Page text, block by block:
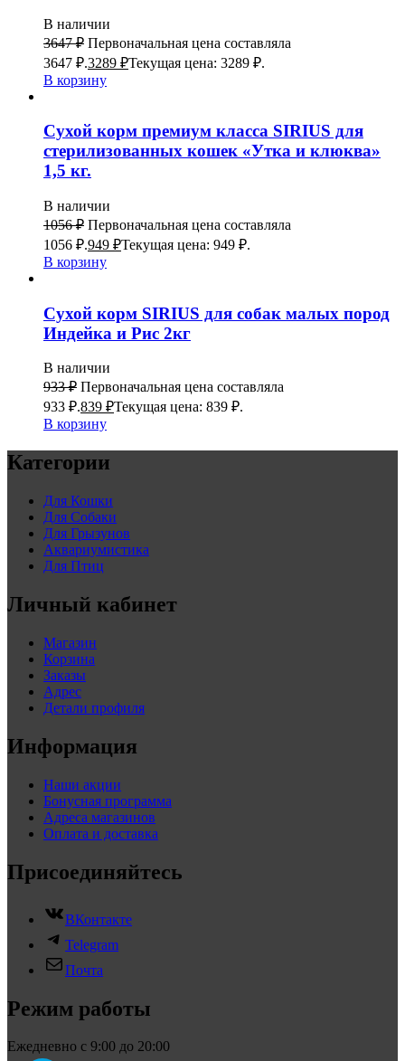
В наличии
3647₽ Первоначальная цена составляла
3647 ₽.3289 ₽Текущая цена: 3289 ₽.
В корзину
Сухой корм премиум класса SIRIUS для
стерилизованных кошек «Утка и клюква»
1,5 кг.
В наличии
1056₽ Первоначальная цена составляла
1056 ₽.949 ₽Текущая цена: 949 ₽.
В корзину
Сухой корм SIRIUS для собак малых пород
Индейка и Рис 2кг
В наличии
933₽ Первоначальная цена составляла
933 ₽.839 ₽Текущая цена: 839 ₽.
В корзину
Категории
Для Кошки
Для Собаки
Для Грызунов
Аквариумистика
Для Птиц
Личный кабинет
Магазин
Корзина
Заказы
Адрес
Детали профиля
Информация
Наши акции
Бонусная программа
Адреса магазинов
Оплата и доставка
Присоединяйтесь
ВКонтакте
Telegram
Почта
Режим работы
Ежедневно с 9:00 до 20:00